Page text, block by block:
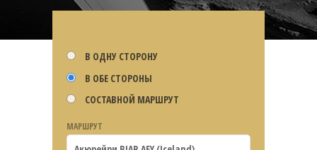
В ОДНУ СТОРОНУ
В ОБЕ СТОРОНЫ
СОСТАВНОЙ МАРШРУТ
МАРШРУТ